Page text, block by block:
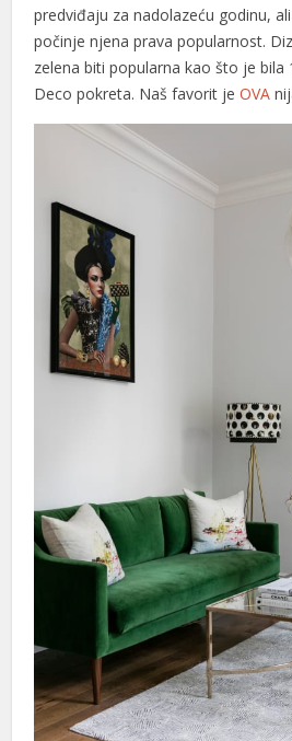
predviđaju za nadolazeću godinu,
počinje njena prava popularnost.
zelena biti popularna kao što je
Deco pokreta. Naš favorit jeOVA